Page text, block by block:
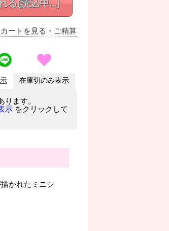
る(読込中...)
カートを見る ・ご精算
在庫切のみ表示
ます。
示 をクリックして
かれたミニシ